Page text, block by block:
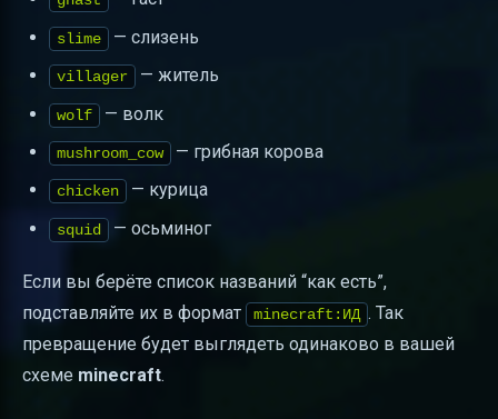
slime — слизень
villager — житель
wolf — волк
mushroom_cow — грибная корова
chicken — курица
squid — осьминог
Если вы берёте список названий “как есть”,
подставляйте их в формат
minecraft:ИД . Так
превращение будет выглядеть одинаково в вашей
схеме minecraft.